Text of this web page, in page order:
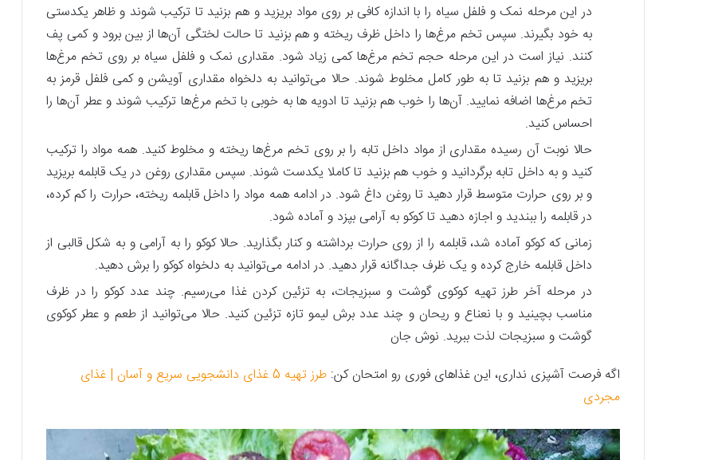
در این مرحله نمک و فلفل سیاه را با اندازه کافی بر روی مواد بریزید و هم بزنید تا ترکیب شوند و ظاهر یکدستی
به خود بگیرند. سپس تخم مرغ‌ها را داخل ظرف ریخته و هم بزنید تا حالت لختگی آن‌ها از بین برود و کمی پف
کنند. نیاز است در این مرحله حجم تخم مرغ‌ها کمی زیاد شود. مقداری نمک و فلفل سیاه بر روی تخم مرغ‌ها
بریزید و هم بزنید تا به طور کامل مخلوط شوند. حالا می‌توانید به دلخواه مقداری آویشن و کمی فلفل قرمز به
تخم مرغ‌ها اضافه نمایید. آن‌ها را خوب هم بزنید تا ادویه ‌ها به خوبی با تخم مرغ‌ها ترکیب شوند و عطر آن‌ها را
احساس کنید.
حالا نوبت آن رسیده مقداری از مواد داخل تابه را بر روی تخم مرغ‌ها ریخته و مخلوط کنید. همه مواد را ترکیب
کنید و به داخل تابه برگردانید و خوب هم بزنید تا کاملا یکدست شوند. سپس مقداری روغن در یک قابلمه بریزید
و بر روی حرارت متوسط قرار دهید تا روغن داغ شود. در ادامه همه مواد را داخل قابلمه ریخته، حرارت را کم کرده،
در قابلمه را ببندید و اجازه دهید تا کوکو به آرامی بپزد و آماده شود.
زمانی که کوکو آماده شد، قابلمه را از روی حرارت برداشته و کنار بگذارید. حالا کوکو را به آرامی و به شکل قالبی از
داخل قابلمه خارج کرده و یک ظرف جداگانه قرار دهید. در ادامه می‌توانید به دلخواه کوکو را برش دهید.
در مرحله آخر طرز تهیه کوکوی گوشت و سبزیجات، به تزئین کردن غذا می‌رسیم. چند عدد کوکو را در ظرف
مناسب بچینید و با نعناع و ریحان و چند عدد برش لیمو تازه تزئین کنید. حالا می‌توانید از طعم و عطر کوکوی
گوشت و سبزیجات لذت ببرید. نوش جان
اگه فرصت آشپزی نداری، این غذاهای فوری رو امتحان کن:
طرز تهیه 5 غذای دانشجویی سریع و آسان | غذای
مجردی